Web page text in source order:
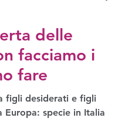
delle
facciamo i
fare
figli desiderati e figli
specie in Italia